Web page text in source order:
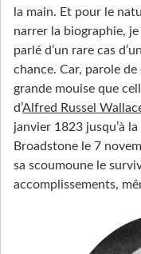
la main. Et pour le
narrer la biographie, je
parlé d’un rare cas
chance. Car, parole
grande mouise que
d’Alfred Russel
janvier 1823 jusqu’à
Broadstone le 7
sa scoumoune le
accomplissements,